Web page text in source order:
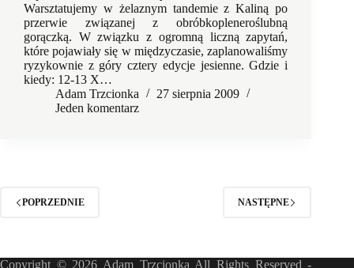
Warsztatujemy w żelaznym tandemie z Kaliną po
przerwie związanej z obróbkopleneroślubną
gorączką. W związku z ogromną liczną zapytań,
które pojawiały się w międzyczasie, zaplanowaliśmy
ryzykownie z góry cztery edycje jesienne. Gdzie i
kiedy: 12-13 X…
Adam Trzcionka
27 sierpnia 2009
Jeden komentarz
POPRZEDNIE NASTĘPNE
Copyright © 2026 Adam Trzcionka All Rights Reserved -